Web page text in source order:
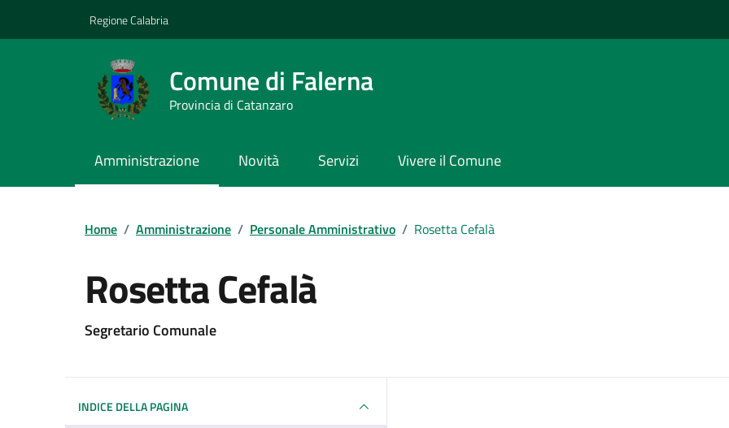
Regione Calabria
Comune di Falerna
Provincia di Catanzaro
Amministrazione Novità Servizi Vivere il Comune
Home / Amministrazione / Personale Amministrativo / Rosetta Cefalà
Rosetta Cefalà
Segretario Comunale
INDICE DELLA PAGINA